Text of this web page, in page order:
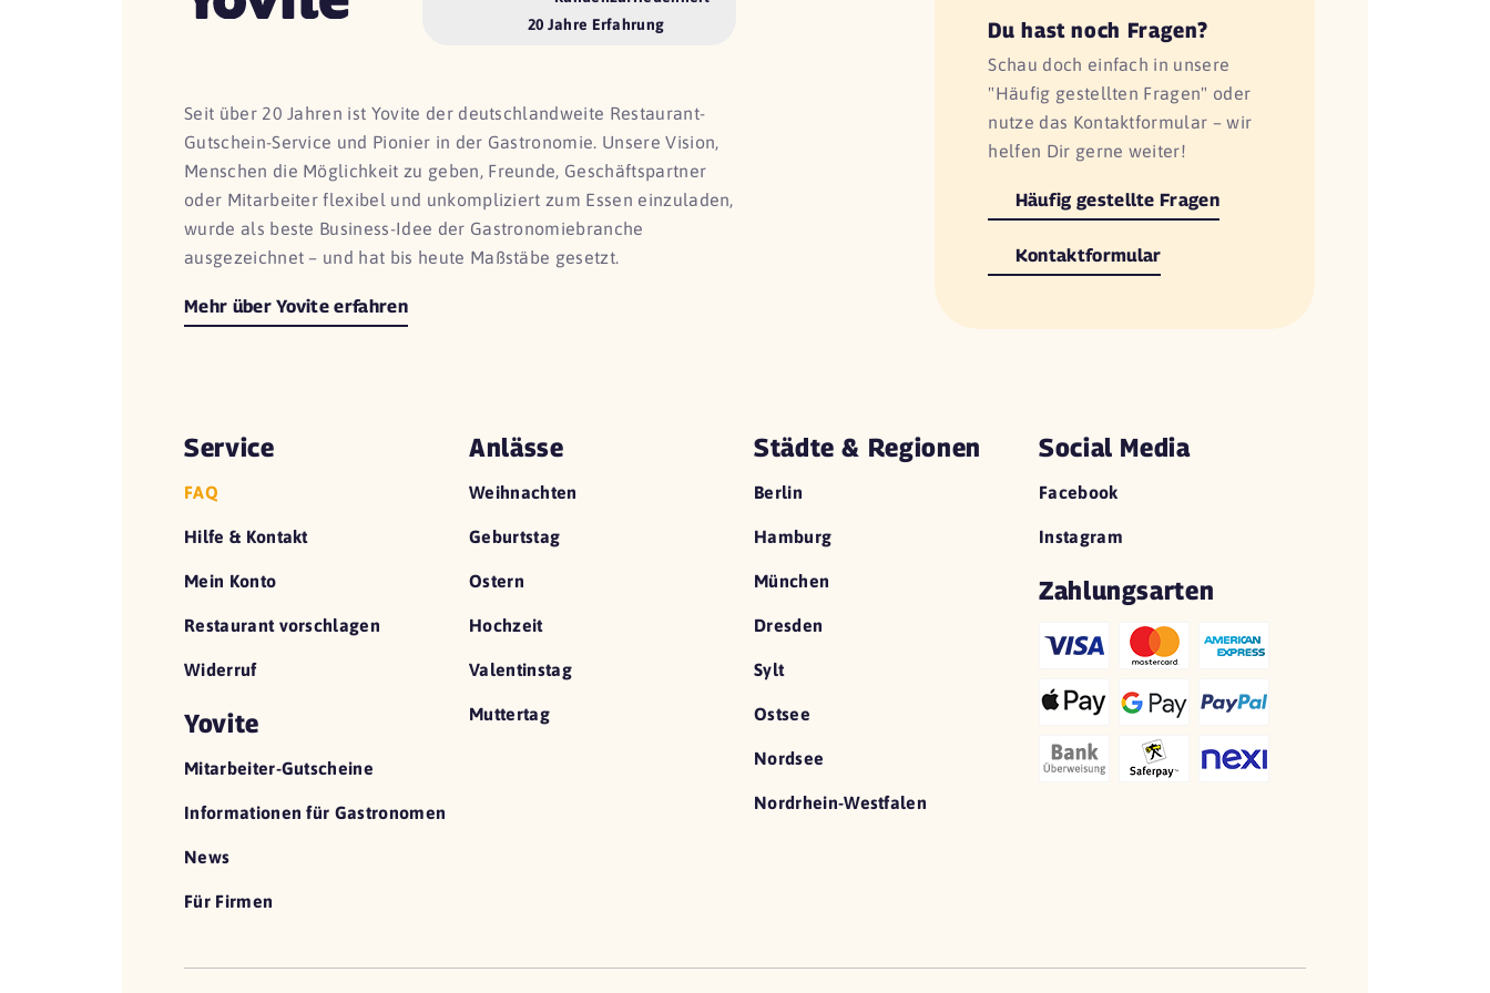
20 Jahre Erfahrung
Seit über 20 Jahren ist Yovite der deutschlandweite Restaurant-
Gutschein-Service und Pionier in der Gastronomie. Unsere Vision,
Menschen die Möglichkeit zu geben, Freunde, Geschäftspartner
oder Mitarbeiter flexibel und unkompliziert zum Essen einzuladen,
wurde als beste Business-Idee der Gastronomiebranche
ausgezeichnet – und hat bis heute Maßstäbe gesetzt.
Mehr über Yovite erfahren
Du hast noch Fragen?
Schau doch einfach in unsere
"Häufig gestellten Fragen" oder
nutze das Kontaktformular – wir
helfen Dir gerne weiter!
Häufig gestellte Fragen
Kontaktformular
Service
FAQ
Hilfe & Kontakt
Mein Konto
Restaurant vorschlagen
Widerruf
Yovite
Mitarbeiter-Gutscheine
Informationen für Gastronomen
News
Für Firmen
Anlässe
Weihnachten
Geburtstag
Ostern
Hochzeit
Valentinstag
Muttertag
Städte & Regionen
Berlin
Hamburg
München
Dresden
Sylt
Ostsee
Nordsee
Nordrhein-Westfalen
Social Media
Facebook
Instagram
Zahlungsarten